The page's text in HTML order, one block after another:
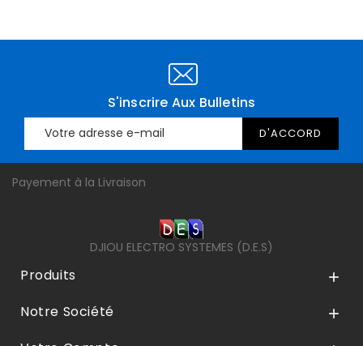
S'inscrire Aux Bulletins
Payement à la Livraison
DJIOU ELECTRO SYSTEMES (D.E.S)
Produits 
Notre Société 